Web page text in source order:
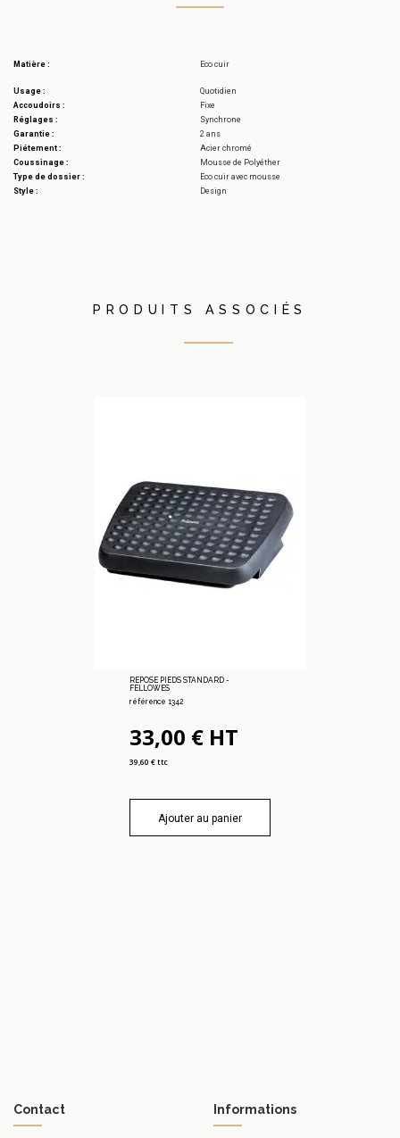
Matière : Eco cuir
Usage :
Quotidien
Accoudoirs :
Fixe
Réglages :
Synchrone
Garantie :
2 ans
Piétement :
Acier chromé
Coussinage :
Mousse de Polyéther
Type de dossier :
Eco cuir avec mousse
Style :
Design
PRODUITS ASSOCIÉS
REPOSE PIEDS STANDARD -
FELLOWES
référence 1342
33,00 € HT
39,60 € ttc
Ajouter au panier
Contact Informations